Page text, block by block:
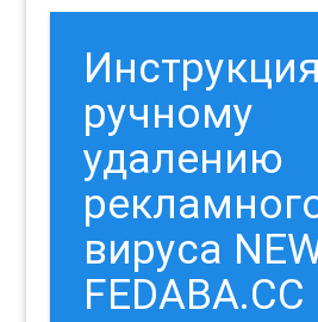
ручному
удалению
вируса
FEDABA.CC